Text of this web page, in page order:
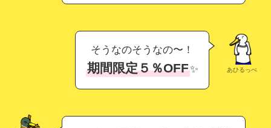
あひるっぺ
そうなのそうなの〜！
期間限定５％OFF✨